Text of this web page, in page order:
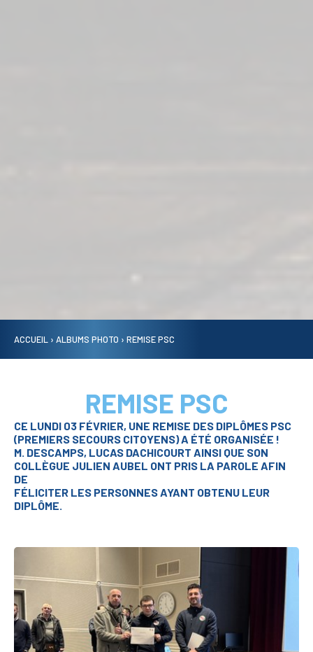
ACCUEIL › ALBUMS PHOTO › REMISE PSC
REMISE PSC
CE LUNDI 03 FÉVRIER, UNE REMISE DES DIPLÔMES PSC
(PREMIERS SECOURS CITOYENS) A ÉTÉ ORGANISÉE !
M. DESCAMPS, LUCAS DACHICOURT AINSI QUE SON
COLLÈGUE JULIEN AUBEL ONT PRIS LA PAROLE AFIN
DE
FÉLICITER LES PERSONNES AYANT OBTENU LEUR
DIPLÔME.